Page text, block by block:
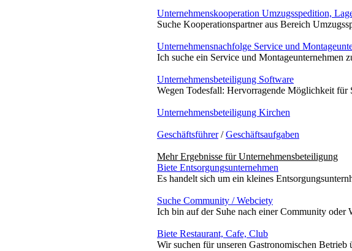
Unternehmenskooperation Umzugsspedition,
Suche Kooperationspartner aus Bereich
Unternehmensnachfolge Service und
Ich suche ein Service und Montageunternehmen
Unternehmensbeteiligung Software
Wegen Todesfall: Hervorragende Möglichkeit
Unternehmensbeteiligung Kirchen
Geschäftsführer/Geschäftsaufgaben
Mehr Ergebnisse fürUnternehmensbeteiligung
Biete Entsorgungsunternehmen
Es handelt sich um ein kleines
Suche Community / Webciety
Ich bin auf der Suhe nach einer Community oder
Biete Restaurant, Cafe, Club
Wir suchen für unseren Gastronomischen